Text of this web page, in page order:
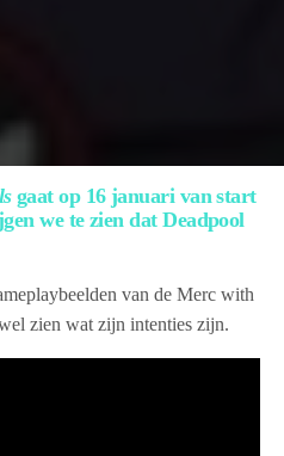
gaat op 16 januari van start
we te zien dat Deadpool
van de Merc with
zien wat zijn intenties zijn.